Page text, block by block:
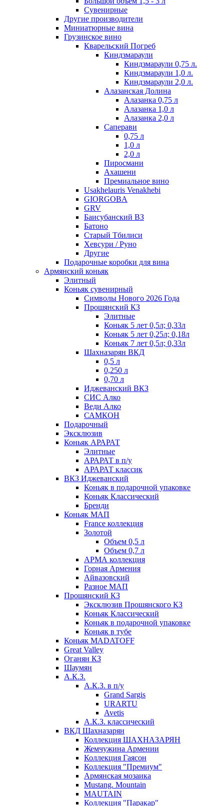
Сувенирные
Другие производители
Миниатюрные вина
Грузинское вино
Кварельский Погреб
Киндзмараули
Киндзмараули 0,75 л.
Киндзмараули 1,0 л.
Киндзмараули 2,0 л.
Алазанская Долина
Алазанка 0,75 л
Алазанка 1,0 л
Алазанка 2,0 л
Саперави
0,75 л
1,0 л
2,0 л
Пиросмани
Ахашени
Премиальное вино
Usakhelauris Venakhebi
GIORGOBA
GRV
Баисубанский ВЗ
Батоно
Старый Тбилиси
Хевсури / Руно
Другие
Подарочные коробки для вина
Армянский коньяк
Элитный
Коньяк сувенирный
Символы Нового 2026 Года
Прошянский КЗ
Элитные
Коньяк 5 лет 0,5л; 0,33л
Коньяк 5 лет 0,25л; 0,18л
Коньяк 7 лет 0,5л; 0,33л
Шахназарян ВКД
0,5 л
0,250 л
0,70 л
Иджеванский ВКЗ
СИС Алко
Веди Алко
САМКОН
Подарочный
Эксклюзив
Коньяк АРАРАТ
Элитные
АРАРАТ в п/у
АРАРАТ классик
ВКЗ Иджеванский
Коньяк в подарочной упаковке
Коньяк Классический
Бренди
Коньяк МАП
France коллекция
Золотой
Объем 0,5 л
Объем 0,7 л
АРМА коллекция
Горная Армения
Айвазовский
Разное МАП
Прошянский КЗ
Эксклюзив Прошянского КЗ
Коньяк Классический
Коньяк в подарочной упаковке
Коньяк в тубе
Коньяк MADATOFF
Great Valley
Оганян КЗ
Шаумян
А.К.З.
А.К.З. в п/у
Grand Sargis
URARTU
Avetis
А.К.З. классический
ВКД Шахназарян
Коллекция ШАХНАЗАРЯН
Жемчужина Армении
Коллекция Гаясон
Коллекция "Премиум"
Армянская мозаика
Mustang. Mountain
MAUTAIN
Коллекция "Паракар"